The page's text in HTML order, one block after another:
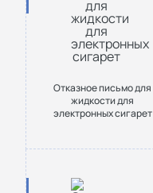
Отказное письмо для
жидкости для
электронных сигарет